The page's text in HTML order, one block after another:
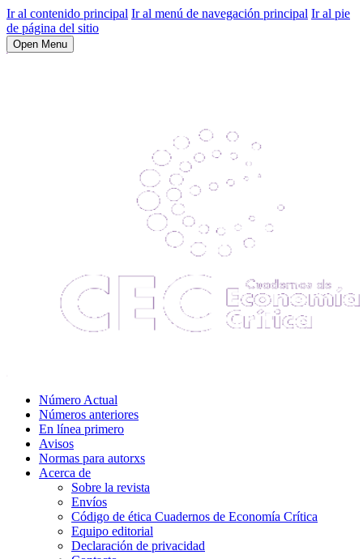
Ir al contenido principal Ir al menú de navegación principal Ir al pie
de página del sitio
Open Menu
Número Actual
Números anteriores
En línea primero
Avisos
Normas para autorxs
Acerca de
Sobre la revista
Envíos
Código de ética Cuadernos de Economía Crítica
Equipo editorial
Declaración de privacidad